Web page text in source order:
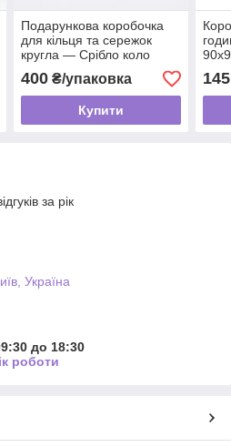
Подарункова коробочка
для кільця та сережок
кругла — Срібло коло
400₴/упаковка
Купити
3
145
за рік
Україна
до 18:30
роботи